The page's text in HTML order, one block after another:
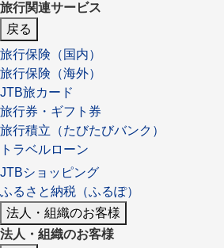
旅行関連サービス
戻る
旅行保険（国内）
旅行保険（海外）
JTB旅カード
旅行券・ギフト券
旅行積立（たびたびバンク）
トラベルローン
JTBショッピング
ふるさと納税（ふるぽ）
法人・組織のお客様
法人・組織のお客様